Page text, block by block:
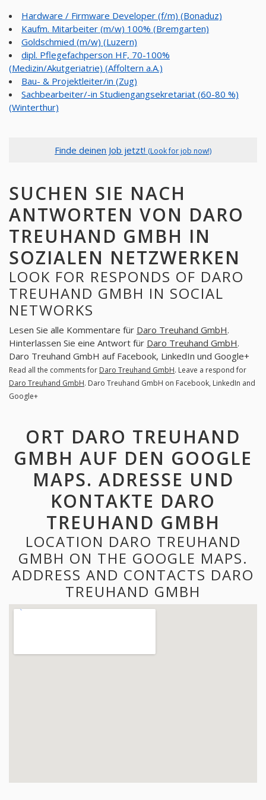
Hardware / Firmware Developer (f/m) (Bonaduz)
Kaufm. Mitarbeiter (m/w) 100% (Bremgarten)
Goldschmied (m/w) (Luzern)
dipl. Pflegefachperson HF, 70-100%
(Medizin/Akutgeriatrie) (Affoltern a.A.)
Bau- & Projektleiter/in (Zug)
Sachbearbeiter/-in Studiengangsekretariat (60-80 %)
(Winterthur)
Finde deinen Job jetzt! (Look for job now!)
SUCHEN SIE NACH
ANTWORTEN VON DARO
TREUHAND GMBH IN
SOZIALEN NETZWERKEN
LOOK FOR RESPONDS OF DARO
TREUHAND GMBH IN SOCIAL
NETWORKS
Lesen Sie alle Kommentare für Daro Treuhand GmbH.
Hinterlassen Sie eine Antwort für Daro Treuhand GmbH.
Daro Treuhand GmbH auf Facebook, LinkedIn und Google+
Read all the comments for Daro Treuhand GmbH. Leave a respond for
Daro Treuhand GmbH. Daro Treuhand GmbH on Facebook, LinkedIn and
Google+
ORT DARO TREUHAND
GMBH AUF DEN GOOGLE
MAPS. ADRESSE UND
KONTAKTE DARO
TREUHAND GMBH
LOCATION DARO TREUHAND
GMBH ON THE GOOGLE MAPS.
ADDRESS AND CONTACTS DARO
TREUHAND GMBH